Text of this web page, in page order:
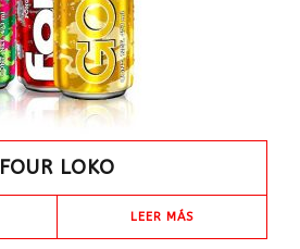
FOUR LOKO
LEER MÁS